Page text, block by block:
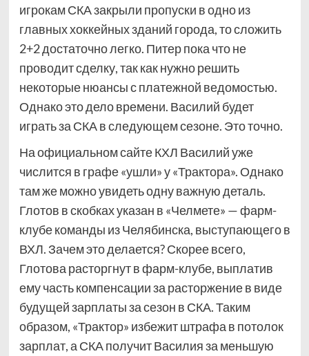
игрокам СКА закрыли пропуски в одно из
главных хоккейных зданий города, то сложить
2+2 достаточно легко. Питер пока что не
проводит сделку, так как нужно решить
некоторые нюансы с платежной ведомостью.
Однако это дело времени. Василий будет
играть за СКА в следующем сезоне. Это точно.
На официальном сайте КХЛ Василий уже
числится в графе «ушли» у «Трактора». Однако
там же можно увидеть одну важную деталь.
Глотов в скобках указан в «Челмете» — фарм-
клубе команды из Челябинска, выступающего в
ВХЛ. Зачем это делается? Скорее всего,
Глотова расторгнут в фарм-клубе, выплатив
ему часть компенсации за расторжение в виде
будущей зарплаты за сезон в СКА. Таким
образом, «Трактор» избежит штрафа в потолок
зарплат, а СКА получит Василия за меньшую